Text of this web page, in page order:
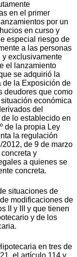
en el primer
por un
en curso y
especial riesgo de
a las personas
exclusivamente
el lanzamiento
se adquirió la
de la Exposición de
deudores que como
económica
del
lo establecido en
de la propia Ley
la regulación
de 9 de marzo
y
a quienes se
concreta.
situaciones de
modificaciones de
II y III y que tienen
y de los
en tres de
el artículo 114 y